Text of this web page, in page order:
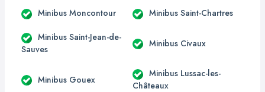
Minibus Moncontour Minibus Saint-Chartres
Minibus Saint-Jean-de-
Sauves
Minibus Civaux
Minibus Gouex
Minibus Lussac-les-
Châteaux